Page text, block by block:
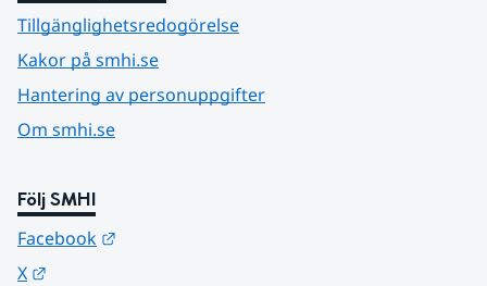
Tillgänglighetsredogörelse
Kakor på smhi.se
Hantering av personuppgifter
Om smhi.se
Följ SMHI
Facebook
X